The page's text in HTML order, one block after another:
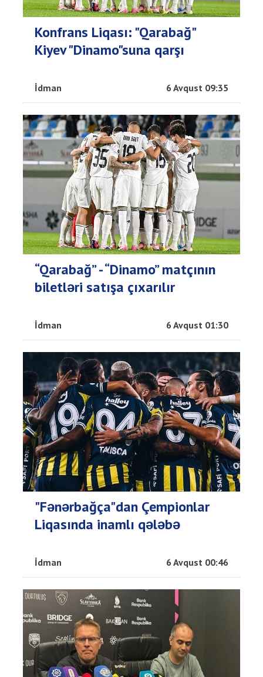
Konfrans Liqası: "Qarabağ"
Kiyev "Dinamo"suna qarşı
İdman 6 Avqust 09:35
“Qarabağ” - “Dinamo” matçının
biletləri satışa çıxarılır
İdman 6 Avqust 01:30
"Fənərbağça"dan Çempionlar
Liqasında inamlı qələbə
İdman 6 Avqust 00:46